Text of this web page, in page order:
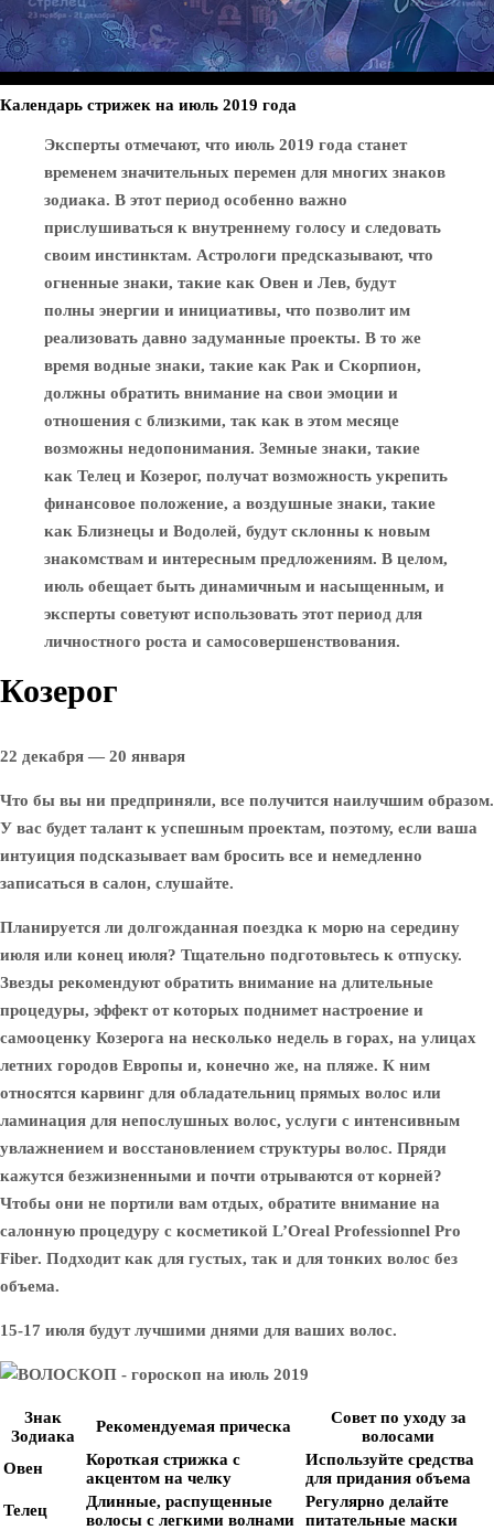
Календарь стрижек на июль 2019 года
Эксперты отмечают, что июль 2019 года станет
временем значительных перемен для многих знаков
зодиака. В этот период особенно важно
прислушиваться к внутреннему голосу и следовать
своим инстинктам. Астрологи предсказывают, что
огненные знаки, такие как Овен и Лев, будут
полны энергии и инициативы, что позволит им
реализовать давно задуманные проекты. В то же
время водные знаки, такие как Рак и Скорпион,
должны обратить внимание на свои эмоции и
отношения с близкими, так как в этом месяце
возможны недопонимания. Земные знаки, такие
как Телец и Козерог, получат возможность укрепить
финансовое положение, а воздушные знаки, такие
как Близнецы и Водолей, будут склонны к новым
знакомствам и интересным предложениям. В целом,
июль обещает быть динамичным и насыщенным, и
эксперты советуют использовать этот период для
личностного роста и самосовершенствования.
Козерог
22 декабря — 20 января
Что бы вы ни предприняли, все получится наилучшим образом.
У вас будет талант к успешным проектам, поэтому, если ваша
интуиция подсказывает вам бросить все и немедленно
записаться в салон, слушайте.
Планируется ли долгожданная поездка к морю на середину
июля или конец июля? Тщательно подготовьтесь к отпуску.
Звезды рекомендуют обратить внимание на длительные
процедуры, эффект от которых поднимет настроение и
самооценку Козерога на несколько недель в горах, на улицах
летних городов Европы и, конечно же, на пляже. К ним
относятся карвинг для обладательниц прямых волос или
ламинация для непослушных волос, услуги с интенсивным
увлажнением и восстановлением структуры волос. Пряди
кажутся безжизненными и почти отрываются от корней?
Чтобы они не портили вам отдых, обратите внимание на
салонную процедуру с косметикой L’Oreal Professionnel Pro
Fiber. Подходит как для густых, так и для тонких волос без
объема.
15-17 июля будут лучшими днями для ваших волос.
Знак
Зодиака
Рекомендуемая прическа
Совет по уходу за
волосами
Овен
Короткая стрижка с
акцентом на челку
Используйте средства
для придания объема
Телец
Длинные, распущенные
волосы с легкими волнами
Регулярно делайте
питательные маски